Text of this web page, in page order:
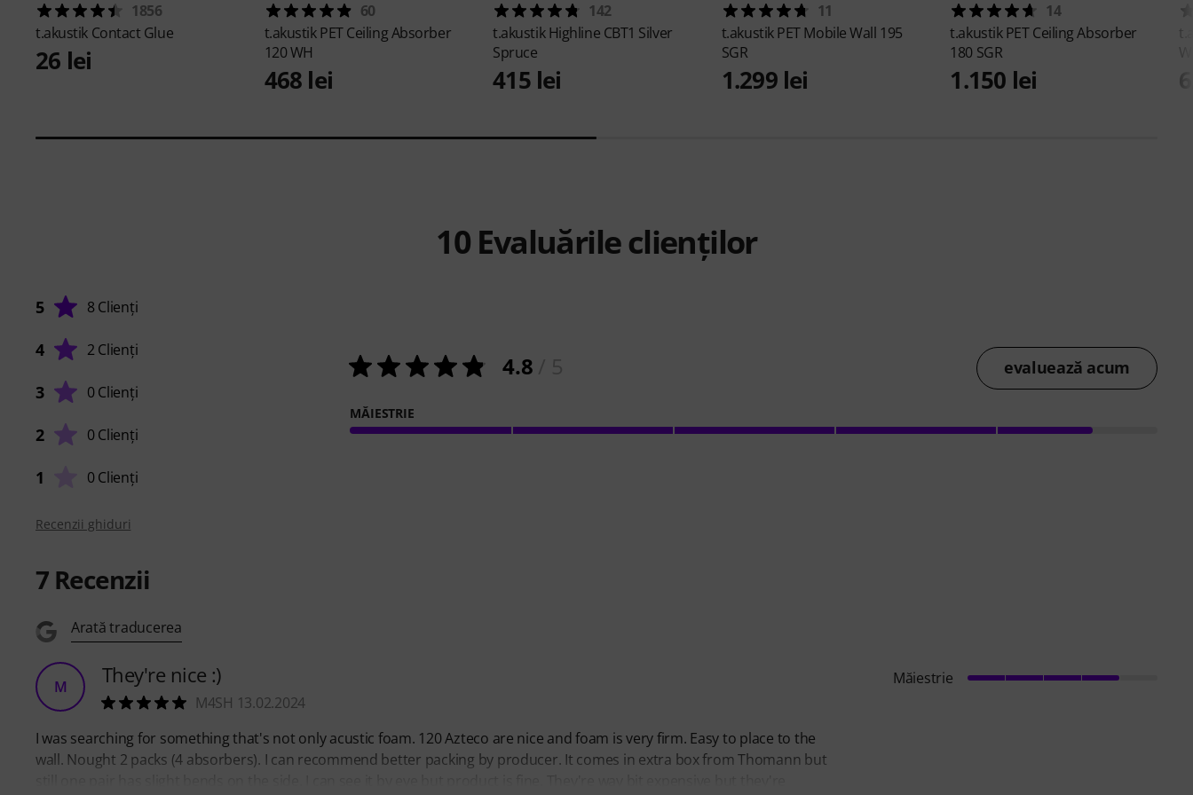
1856
t.akustik Contact Glue
26 lei
60
t.akustikPET Ceiling Absorber
120 WH
468 lei
142
t.akustikHighline CBT1 Silver
Spruce
415 lei
11
t.akustikPET Mobile Wall 195
SGR
1.299 lei
14
t.akustikPET Ceiling Absorber
180 SGR
1.150 lei
10 Evaluările clienților
5 8 Clienți
4 2 Clienți
3 0 Clienți
2 0 Clienți
1 0 Clienți
4.8 evaluează acum
MĂIESTRIE
Recenzii ghiduri
7 Recenzii
Arată traducerea
M They're nice :)
M4SH 13.02.2024
I was searching for something that's not only acustic foam. 120 Azteco are nice and foam is very firm. Easy to place to the
wall. Nought 2 packs (4 absorbers). I can recommend better packing by producer. It comes in extra box from Thomann but
Măiestrie